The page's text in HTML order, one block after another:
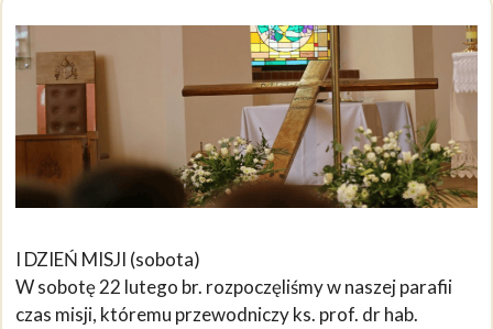
I DZIEŃ MISJI (sobota)
W sobotę 22 lutego br. rozpoczęliśmy w naszej parafii
czas misji, któremu przewodniczy ks. prof. dr hab.